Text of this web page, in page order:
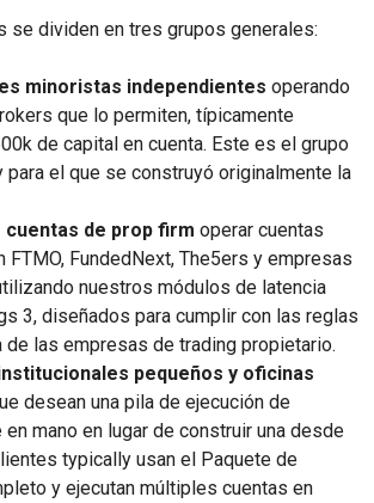
se dividen en tres grupos generales:
minoristas independientes operando
que lo permiten, típicamente
de capital en cuenta. Este es el grupo
para el que se construyó originalmente la
de prop firm operar cuentas
FTMO, FundedNext, The5ers y empresas
nuestros módulos de latencia
3, diseñados para cumplir con las reglas
de las empresas de trading propietario.
pequeños y oficinas
desean una pila de ejecución de
en mano en lugar de construir una desde
typically usan el Paquete de
y ejecutan múltiples cuentas en